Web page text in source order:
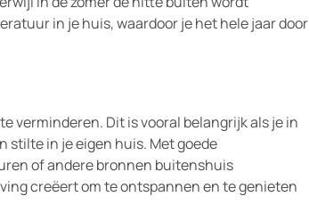
in je huis, waardoor je het hele jaar door
verminderen. Dit is vooral belangrijk als je in
stilte in je eigen huis. Met goede
of andere bronnen buitenshuis
creëert om te ontspannen en te genieten